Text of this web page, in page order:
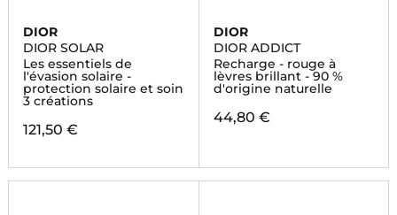
DIOR
DIOR SOLAR
Les essentiels de
l'évasion solaire -
protection solaire et soin
3 créations
121,50 €
DIOR
DIOR ADDICT
Recharge - rouge à
lèvres brillant - 90 %
d'origine naturelle
44,80 €